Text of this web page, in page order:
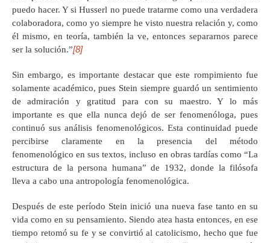
puedo hacer. Y si Husserl no puede tratarme como una verdadera
colaboradora, como yo siempre he visto nuestra relación y, como
él mismo, en teoría, también la ve, entonces separarnos parece
ser la solución.”[8]
Sin embargo, es importante destacar que este rompimiento fue
solamente académico, pues Stein siempre guardó un sentimiento
de admiración y gratitud para con su maestro. Y lo más
importante es que ella nunca dejó de ser fenomenóloga, pues
continuó sus análisis fenomenológicos. Esta continuidad puede
percibirse claramente en la presencia del método
fenomenológico en sus textos, incluso en obras tardías como “La
estructura de la persona humana” de 1932, donde la filósofa
lleva a cabo una antropología fenomenológica.
Después de este período Stein inició una nueva fase tanto en su
vida como en su pensamiento. Siendo atea hasta entonces, en ese
tiempo retomó su fe y se convirtió al catolicismo, hecho que fue